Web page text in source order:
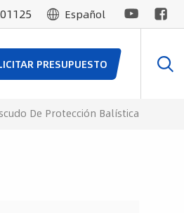
Español
PRESUPUESTO
De Protección Balística